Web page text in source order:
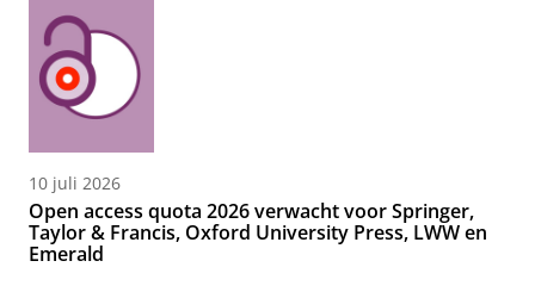
10 juli 2026
Open access quota 2026 verwacht voor Springer,
Taylor & Francis, Oxford University Press, LWW en
Emerald